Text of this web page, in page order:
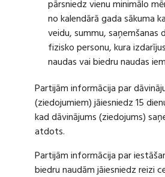
pārsniedz vienu minimālo
no kalendārā gada sākuma
veidu, summu, saņemšanas
fizisko personu, kura
naudas vai biedru naudas
Partijām informācija par
(ziedojumiem) jāiesniedz 15
kad dāvinājums (ziedojums)
atdots.
Partijām informācija par
biedru naudām jāiesniedz reizi